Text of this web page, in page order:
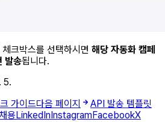
크박스를 선택하시면 해당 자동화 캠페
발송됩니다.
5.
가이드다음 페이지
API 발송 템플릿
채용LinkedIn Instagram FacebookX